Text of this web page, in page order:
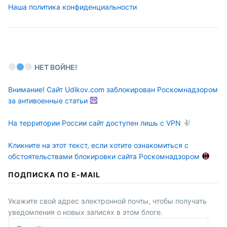
Наша политика конфиденциальности
НЕТ ВОЙНЕ!
Внимание! Сайт Udikov.com заблокирован Роскомнадзором
за антивоенные статьи
На территории России сайт доступен лишь с VPN
Кликните на этот текст, если хотите ознакомиться с
обстоятельствами блокировки сайта Роскомнадзором
ПОДПИСКА ПО E-MAIL
Укажите свой адрес электронной почты, чтобы получать
уведомления о новых записях в этом блоге.